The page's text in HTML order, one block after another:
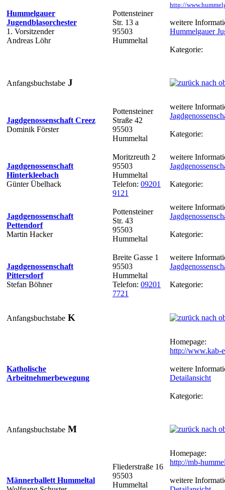
Hummelgauer
Jugendblasorchester
1. Vorsitzender
Andreas Löhr
Pottensteiner
Str. 13 a
95503
Hummeltal
http://
weitere
Hummelgauer
Kategorie:
Anfangsbuchstabe J
Jagdgenossenschaft Creez
Dominik Förster
Pottensteiner
Straße 42
95503
Hummeltal
weitere
Kategorie:
Jagdgenossenschaft
Hinterkleebach
Günter Übelhack
Moritzreuth 2
95503
Hummeltal
Telefon: 09201
9121
weitere
Kategorie:
Jagdgenossenschaft
Pettendorf
Martin Hacker
Pottensteiner
Str. 43
95503
Hummeltal
weitere
Kategorie:
Jagdgenossenschaft
Pittersdorf
Stefan Böhner
Breite Gasse 1
95503
Hummeltal
Telefon: 09201
7721
weitere
Kategorie:
Anfangsbuchstabe K
Katholische
Arbeitnehmerbewegung
Homepage:
http://www.kab-
weitere
Detailansicht
Kategorie:
Anfangsbuchstabe M
Männerballett Hummeltal
Fliederstraße 16
95503
Hummeltal
Homepage:
http://mb-
weitere